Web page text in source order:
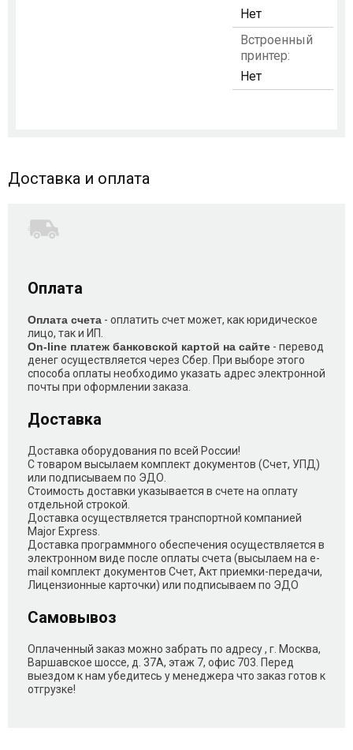
Нет
Встроенный
принтер:
Нет
Доставка и оплата
Оплата
Оплата счета - оплатить счет может, как юридическое
лицо, так и ИП.
On-line платеж банковской картой на сайте - перевод
денег осуществляется через Сбер. При выборе этого
способа оплаты необходимо указать адрес электронной
почты при оформлении заказа.
Доставка
Доставка оборудования по всей России!
С товаром высылаем комплект документов (Счет, УПД)
или подписываем по ЭДО.
Стоимость доставки указывается в счете на оплату
отдельной строкой.
Доставка осуществляется транспортной компанией
Major Express.
Доставка программного обеспечения осуществляется в
электронном виде после оплаты счета (высылаем на e-
mail комплект документов Счет, Акт приемки-передачи,
Лицензионные карточки) или подписываем по ЭДО
Самовывоз
Оплаченный заказ можно забрать по адресу , г. Москва,
Варшавское шоссе, д. 37А, этаж 7, офис 703. Перед
выездом к нам убедитесь у менеджера что заказ готов к
отгрузке!